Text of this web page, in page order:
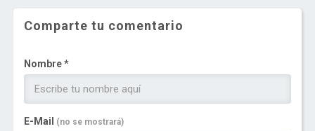
Comparte tu comentario
Nombre *
E-Mail (no se mostrará)